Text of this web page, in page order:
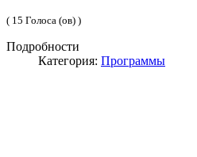
( 15 Голоса (ов) )
Подробности
Категория: Программы